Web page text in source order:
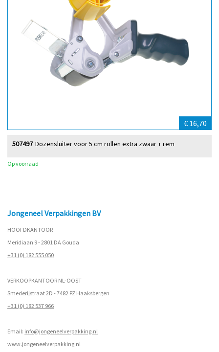
€ 16,70
Dozensluiter voor 5 cm rollen extra zwaar + rem
507497
Op voorraad
Jongeneel Verpakkingen BV
HOOFDKANTOOR
Meridiaan 9 - 2801 DA Gouda
+31 (0) 182 555 050
VERKOOPKANTOOR NL-OOST
Smederijstraat 2D - 7482 PZ Haaksbergen
+31 (0) 182 537 966
Email: info@jongeneelverpakking.nl
www.jongeneelverpakking.nl